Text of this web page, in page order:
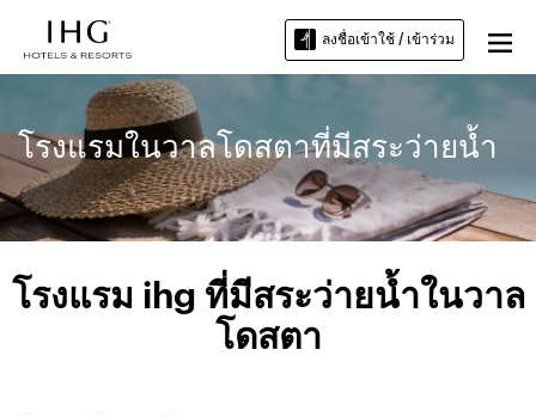
ลงชื่อเข้าใช้ / เข้าร่วม
โรงแรมในวาลโดสตาที่มีสระว่ายน้ำ
โรงแรม ihg ที่มีสระว่ายน้ำในวาล
โดสตา